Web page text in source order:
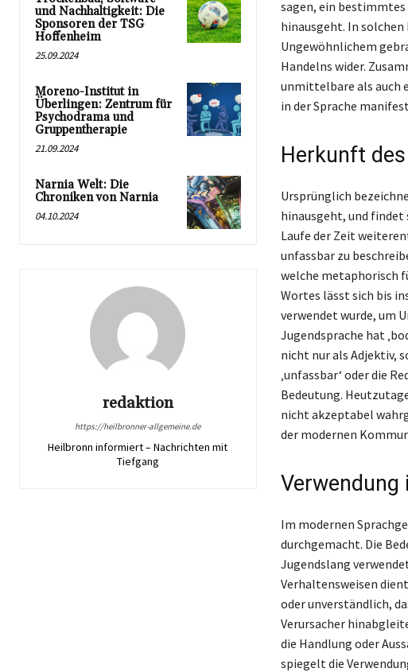
und Nachhaltigkeit: Die
Sponsoren der TSG
Hoffenheim
25.09.2024
Moreno-Institut in
Überlingen: Zentrum für
Psychodrama und
Gruppentherapie
21.09.2024
Narnia Welt: Die
Chroniken von Narnia
04.10.2024
redaktion
https://heilbronner-allgemeine.de
Heilbronn informiert – Nachrichten mit
Tiefgang
sagen, ein bestimmtes
hinausgeht. In
Ungewöhnlichem
Handelns wider.
unmittelbare als auch
in der Sprache
Herkunft des
Ursprünglich
hinausgeht, und findet
Laufe der Zeit
unfassbar zu
welche metaphorisch
Wortes lässt sich bis
verwendet wurde, um
Jugendsprache hat
nicht nur als Adjektiv,
‚unfassbar‘ oder die
Bedeutung.
nicht akzeptabel
der modernen
Verwendung
Im modernen
durchgemacht. Die
Jugendslang
Verhaltensweisen
oder unverständlich,
Verursacher
die Handlung oder
spiegelt die